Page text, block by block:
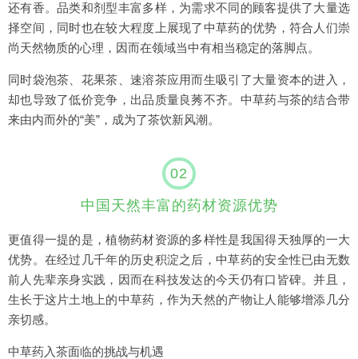
还有香。品类和剂型丰富多样，为需求不同的顾客提供了大量选
择空间，同时也在较大程度上展现了中草药的优势，符合人们崇
尚天然物质的心理，因而在领域当中有相当稳定的落脚点。
同时袋泡茶、花果茶、速溶茶应用而生吸引了大量资本的进入，
却也导致了低价竞争，出品质量良莠不齐。中草药与茶的结合带
来由内而外的“美”，成为了茶饮新风潮。
02
中国天然丰富的药材资源优势
更值得一提的是，植物药材资源的多样性是我国得天独厚的一大
优势。在经过几千年的历史积淀之后，中草药的安全性已由无数
前人先辈亲身实践，因而在科技发达的今天仍有口皆碑。并且，
生长于这片土地上的中草药，作为天然的产物让人能够增添几分
亲切感。
中草药入茶面临的挑战与机遇